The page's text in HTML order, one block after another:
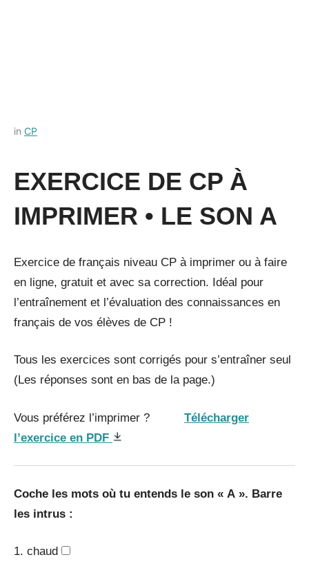
Posted
octobre
by
in CP
EXERCICE DE CP À
IMPRIMER • LE SON A
Exercice de français niveau CP à imprimer ou à faire
en ligne, gratuit et avec sa correction. Idéal pour
l’entraînement et l’évaluation des connaissances en
français de vos élèves de CP !
Tous les exercices sont corrigés pour s’entraîner seul
(Les réponses sont en bas de la page.)
Vous préférez l’imprimer ? Télécharger
l’exercice en PDF
Coche les mots où tu entends le son « A ». Barre
les intrus :
1. chaud